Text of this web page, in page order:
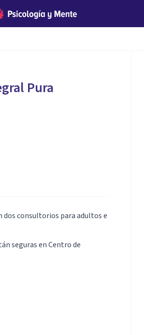
Pura
dos consultorios para adultos e
seguras en Centro de